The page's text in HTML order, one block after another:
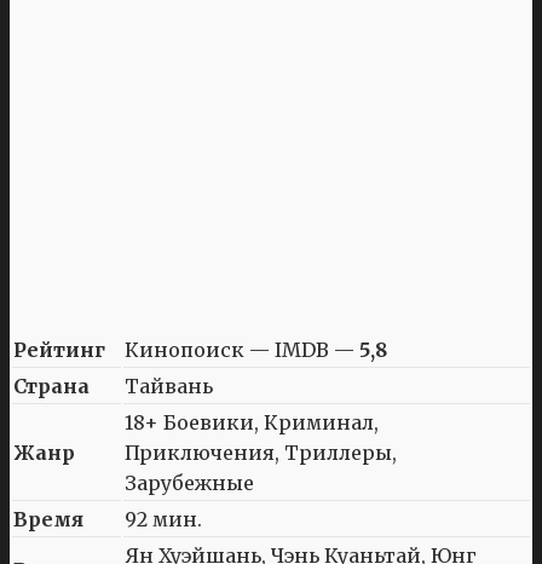
Рейтинг Кинопоиск — IMDB — 5,8
Страна
Тайвань
Жанр
18+ Боевики, Криминал,
Приключения, Триллеры,
Зарубежные
Время
92 мин.
Ян Хуэйшань, Чэнь Куаньтай, Юнг